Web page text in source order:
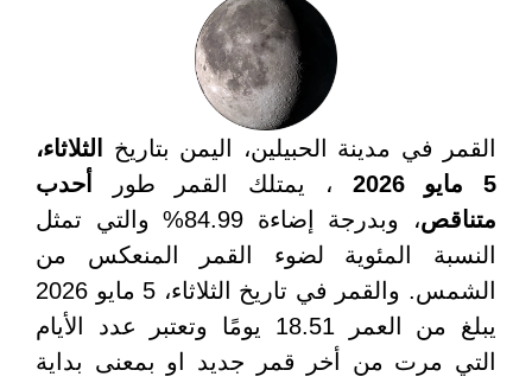
القمر في مدينة الحبيلين، اليمن بتاريخ
الثلاثاء،
5 مايو 2026
، يمتلك القمر طور
أحدب
متناقص
، وبدرجة إضاءة 84.99% والتي تمثل
النسبة المئوية لضوء القمر المنعكس من
الشمس. والقمر في تاريخ الثلاثاء، 5 مايو 2026
يبلغ من العمر 18.51 يومًا وتعتبر عدد الأيام
التي مرت من أخر قمر جديد او بمعنى بداية